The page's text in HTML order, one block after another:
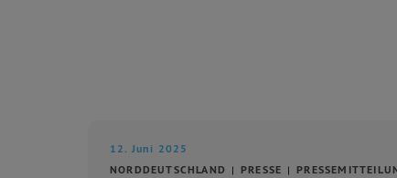
12. Juni 2025
NORDDEUTSCHLAND
PRESSE